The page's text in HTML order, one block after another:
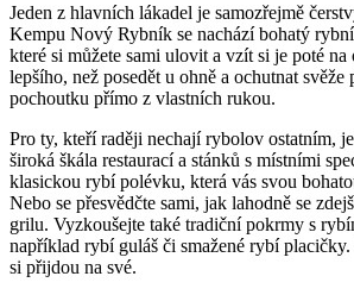
Jeden z hlavních lákadel je samozřejmě
Kempu Nový Rybník se nachází bohatý
které si můžete sami ulovit a vzít si je poté
lepšího, než posedět u ohně a ochutnat svěže
pochoutku přímo z vlastních rukou.
Pro ty, kteří raději nechají rybolov ostatním,
široká škála restaurací a stánků s místními
klasickou rybí polévku, která vás svou
Nebo se přesvědčte sami, jak lahodně se
grilu. Vyzkoušejte také tradiční pokrmy s
například rybí guláš či smažené rybí
si přijdou na své.